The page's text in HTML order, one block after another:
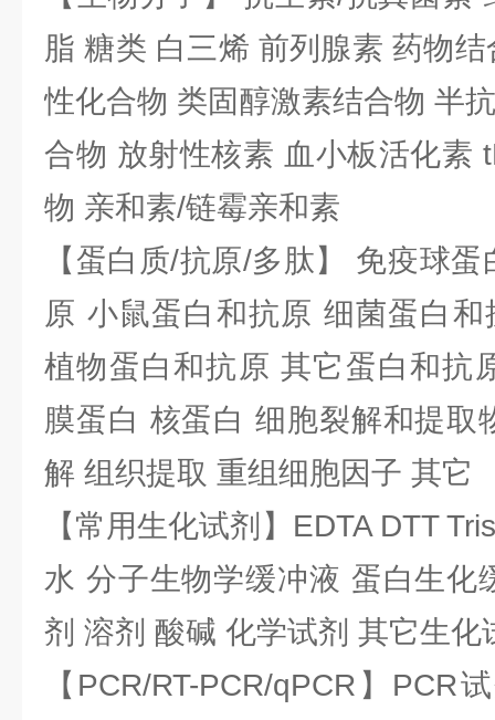
脂 糖类 白三烯 前列腺素 药物
性化合物 类固醇激素结合物 半
合物 放射性核素 血小板活化素
物 亲和素/链霉亲和素
【蛋白质/抗原/多肽】 免疫球
原 小鼠蛋白和抗原 细菌蛋白
植物蛋白和抗原 其它蛋白和抗
膜蛋白 核蛋白 细胞裂解和提取
解 组织提取 重组细胞因子 其它
【常用生化试剂】EDTA DTT
水 分子生物学缓冲液 蛋白生化
剂 溶剂 酸碱 化学试剂 其它生化
【PCR/RT-PCR/qPCR】PCR